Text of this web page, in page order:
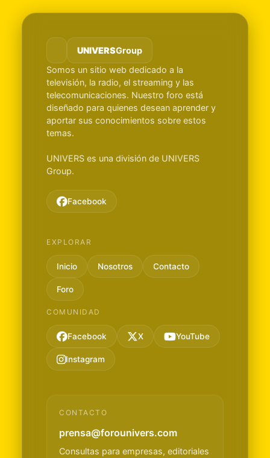
UNIVERSGroup
Somos un sitio web dedicado a la
televisión, la radio, el streaming y las
telecomunicaciones. Nuestro foro está
diseñado para quienes desean aprender y
aportar sus conocimientos sobre estos
temas.
UNIVERS es una división de UNIVERS
Group.
Facebook
EXPLORAR
Inicio Nosotros Contacto
Foro
COMUNIDAD
Facebook X YouTube
Instagram
CONTACTO
prensa@forounivers.com
Consultas para empresas, editoriales